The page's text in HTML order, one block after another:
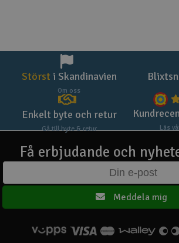
Störst i Skandinavien
Om oss
Enkelt byte och retur
Gå till byte & retur Läs
Få erbjudande och
Meddela mig